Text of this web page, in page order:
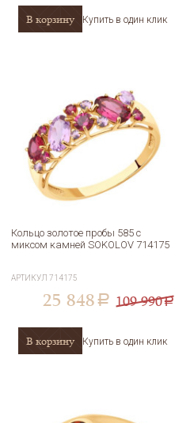
В корзину Купить в один клик
Кольцо золотое пробы 585 с
миксом камней SOKOLOV 714175
АРТИКУЛ714175
25 848 a 109 990a
В корзину Купить в один клик